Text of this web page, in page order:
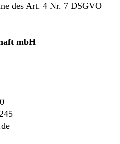
des Art. 4 Nr. 7 DSGVO
mbH